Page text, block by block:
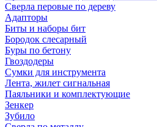
Сверла перовые по дереву
Адапторы
Биты и наборы бит
Бородок слесарный
Буры по бетону
Гвоздодеры
Сумки для инструмента
Лента, жилет сигнальная
Паяльники и комплектующие
Зенкер
Зубило